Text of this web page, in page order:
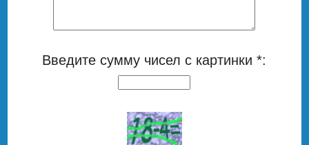
Введите сумму чисел с картинки *: